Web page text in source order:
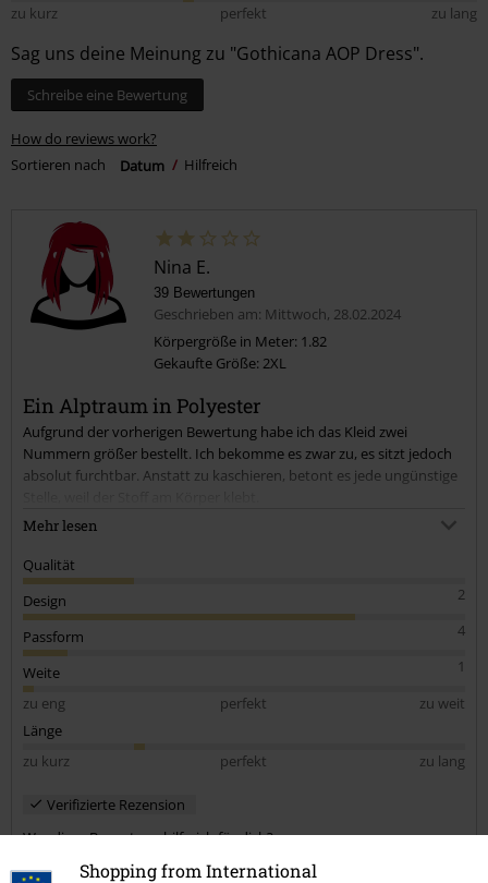
Shopping from International
zu kurz
perfekt zu lang
Sag uns deine Meinung zu "Gothicana AOP Dress".
Schreibe eine Bewertung
How do reviews work?
Sortieren nach
Datum Hilfreich
Nina E.
39 Bewertungen
Geschrieben am: Mittwoch, 28.02.2024
Körpergröße in Meter: 1.82
Gekaufte Größe: 2XL
Ein Alptraum in Polyester
Aufgrund der vorherigen Bewertung habe ich das Kleid zwei
Nummern größer bestellt. Ich bekomme es zwar zu, es sitzt jedoch
absolut furchtbar. Anstatt zu kaschieren, betont es jede ungünstige
Der Stoff besteht aus superdünnem Polyester, es knistert bei jeder
Aufdruck auf dem Saum war bei mir schief. Und was hat es mit
diesem seitlichen Schlitz im Kleid auf sich? Bei mir ging der Schlitz bis
fast zur Hüfte hoch.
Für mich definitiv nicht tragbar und ehrlich gesagt eines der
schlechtesten Kleider, die ich hier je bestellt habe.
Mehr lesen
Qualität
2
Design
4
Passform
1
Weite
zu eng
perfekt
zu weit
Länge
zu kurz
perfekt zu lang
Verifizierte Rezension
War diese Bewertung hilfreich für dich?